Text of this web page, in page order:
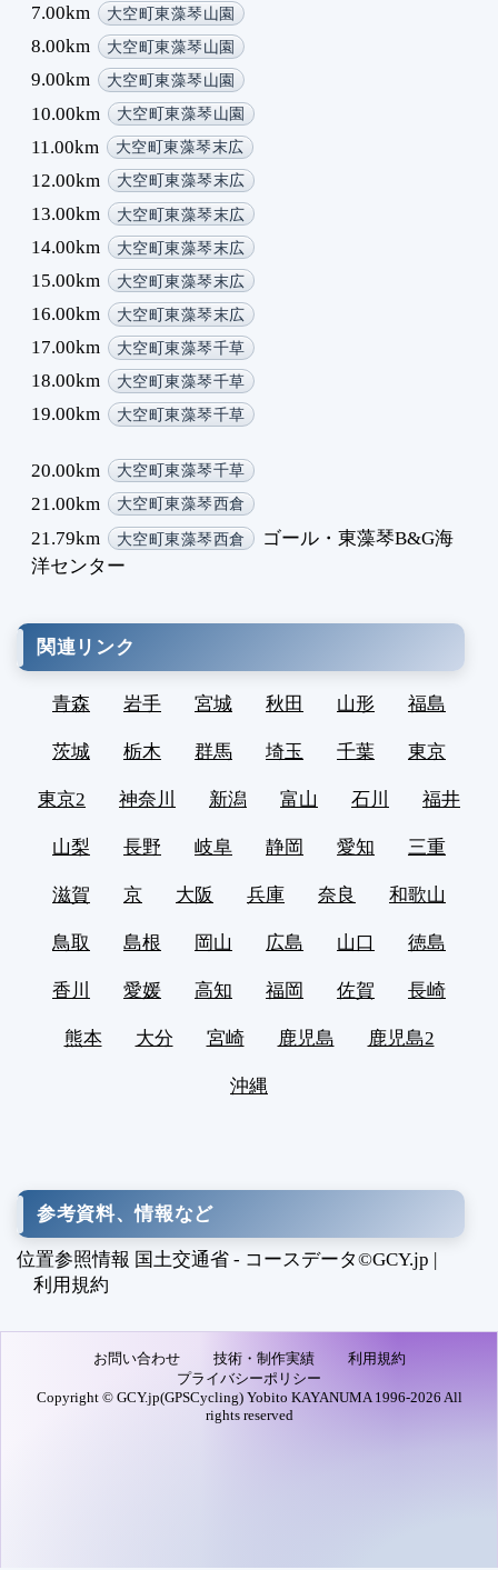
7.00km 大空町東藻琴山園
8.00km 大空町東藻琴山園
9.00km 大空町東藻琴山園
10.00km 大空町東藻琴山園
11.00km 大空町東藻琴末広
12.00km 大空町東藻琴末広
13.00km 大空町東藻琴末広
14.00km 大空町東藻琴末広
15.00km 大空町東藻琴末広
16.00km 大空町東藻琴末広
17.00km 大空町東藻琴千草
18.00km 大空町東藻琴千草
19.00km 大空町東藻琴千草
20.00km 大空町東藻琴千草
21.00km 大空町東藻琴西倉
21.79km 大空町東藻琴西倉
ゴール・東藻琴B&G海
洋センター
関連リンク
青森 岩手 宮城 秋田 山形 福島
茨城 栃木 群馬 埼玉 千葉 東京
東京2 神奈川 新潟 富山 石川 福井
山梨 長野 岐阜 静岡 愛知 三重
滋賀 京 大阪 兵庫 奈良 和歌山
鳥取 島根 岡山 広島 山口 徳島
香川 愛媛 高知 福岡 佐賀 長崎
熊本 大分 宮崎 鹿児島 鹿児島2
沖縄
参考資料、情報など
位置参照情報 国土交通省 - コースデータ©GCY.jp |
利用規約
お問い合わせ 技術・制作実績
利用規約
プライバシーポリシー
Copyright © GCY.jp(GPSCycling) Yobito KAYANUMA 1996-2026 All
rights reserved